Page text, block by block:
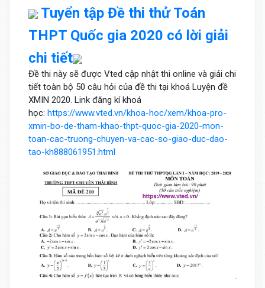
Tuyển tập Đề thi thử Toán
THPT Quốc gia 2020 có lời giải
chi tiết
Đề thi này sẽ được Vted cập nhật thi online và giải chi
tiết toàn bộ 50 câu hỏi của đề thi tại khoá Luyện đề
XMIN 2020. Link đăng kí khoá
học: https://www.vted.vn/khoa-hoc/xem/khoa-pro-
xmin-bo-de-tham-khao-thpt-quoc-gia-2020-mon-
toan-cac-truong-chuyen-va-cac-so-giao-duc-dao-
tao-kh888061951.html